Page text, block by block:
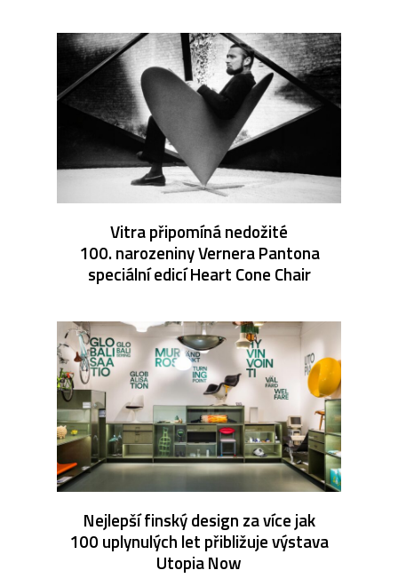
Vitra připomíná nedožité
100. narozeniny Vernera Pantona
speciální edicí Heart Cone Chair
Nejlepší finský design za více jak
100 uplynulých let přibližuje výstava
Utopia Now